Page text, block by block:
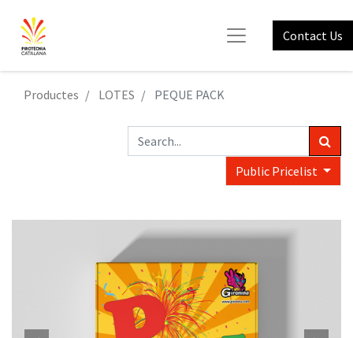
Contact Us
Productes LOTES PEQUE PACK
Public Pricelist